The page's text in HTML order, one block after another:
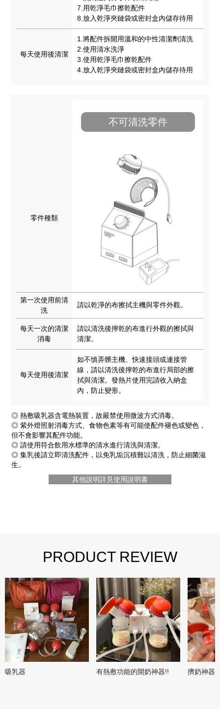
7.用乾淨毛巾擦乾配件
8.放入乾淨夾鏈袋或密封盒內儲存待用
每天使用後清潔
1.將配件拆開用溫和的中性清潔劑清洗
2.使用清水洗淨
3.使用乾淨毛巾擦乾配件
4.放入乾淨夾鏈袋或密封盒內儲存待用
不可清洗零件
零件種類
第一次使用前清
洗
請以乾淨的布擦拭主機與零件外觀。
每天一次的清潔
消毒
請以清洗後擰乾的布進行外觀的擦拭與
清潔。
每天使用後清潔
如不慎弄髒主機、快速接頭或連接管
線，請以清洗後擰乾的布進行局部的擦
拭與清潔。發熱片使用完請收入納盒
內，防止變形。
◎ 熱敷吸乳器含電熱裝置，故嚴禁使用微波方式消毒。
◎ 紫外燈照射消毒方式、食物色素等有可能使配件褪色或變色，
但不會影響其配件功能。
◎ 請使用符合飲用水標準的清水進行清洗與清潔。
◎ 集乳後請立即清洗配件，以免乳垢沉積難以清洗，防止細菌滋
生。
其他說明詳見使用說明書
PRODUCT REVIEW
吸乳器 有熱敷功能的開奶神器!! 擠奶神器